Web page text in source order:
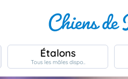
Étalons
Tous les mâles dispo..